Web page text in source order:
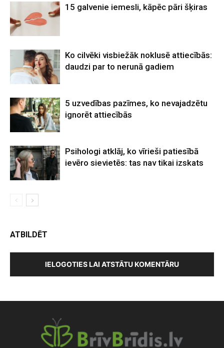
15 galvenie iemesli, kāpēc pāri šķiras
Ko cilvēki visbiežāk noklusē attiecībās:
daudzi par to nerunā gadiem
5 uzvedības pazīmes, ko nevajadzētu
ignorēt attiecībās
Psihologi atklāj, ko vīrieši patiesībā
ievēro sievietēs: tas nav tikai izskats
ATBILDĒT
IELOGOTIES LAI ATSTĀTU KOMENTĀRU